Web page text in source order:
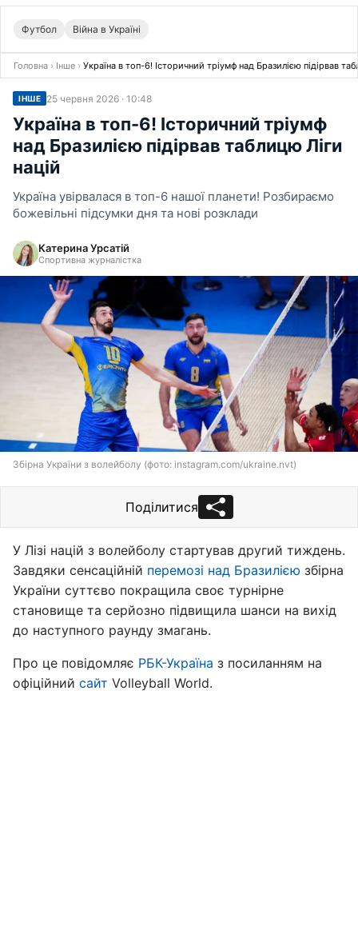
Футбол Війна в Україні
Головна › Інше › Україна в топ-6! Історичний тріумф над Бразилією підірвав
ІНШЕ 25 червня 2026 · 10:48
Україна в топ-6! Історичний тріумф
над Бразилією підірвав таблицю Ліги
націй
Україна увірвалася в топ-6 нашої планети! Розбираємо
божевільні підсумки дня та нові розклади
Катерина Урсатій
Спортивна журналістка
Збірна України з волейболу (фото: instagram.com/ukraine.nvt)
Поділитися
У Лізі націй з волейболу стартував другий тиждень.
Завдяки сенсаційній перемозі над Бразилією збірна
України суттєво покращила своє турнірне
становище та серйозно підвищила шанси на вихід
до наступного раунду змагань.
Про це повідомляє РБК-Україна з посиланням на
офіційний сайт Volleyball World.